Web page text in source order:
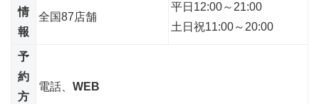
情
報
全国87店舗
平日12:00～21:00
土日祝11:00～20:00
予
約
方
電話、 WEB